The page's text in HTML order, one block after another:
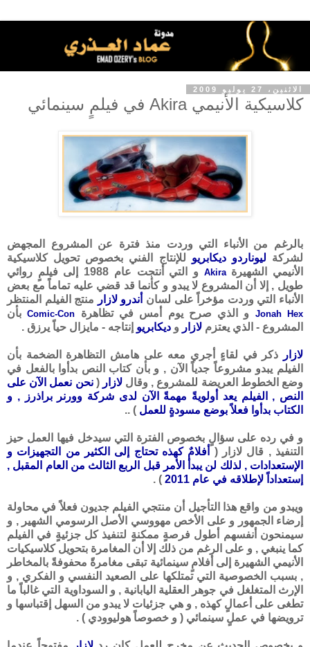
الاثنين، 27 يوليو 2009
كلاسيكية الأنيمي Akira في فيلمٍ سينمائي
بالرغم من الأنباء التي وردت منذ فترة عن المشروع المجهض
لشركة ليوناردو ديكابريو للإنتاج الفني بخصوص تحويل كلاسيكية
الأنيمي الشهيرةAkira
و التي أنتجت عام 1988 إلى فيلمٍ روائي
طويل , إلا أن المشروع لا يبدو و كأنما قد قضي عليه تماماً مع بعض
الأنباء التي وردت مؤخراً على لسان أندرو لازار منتج الفيلم المنتظر
Jonah Hex و الذي صرح يوم أمس في تظاهرة Comic-Conبأن
المشروع - الذي يعتزم لازار و ديكابريو إنتاجه - مايزال حياً يرزق .
لازار
ذكر في لقاءٍ أجري معه على هامش التظاهرة الضخمة بأن
الفيلم يبدو مشروعاً جدياً الآن , و بأن كتاب النص بدأوا بالفعل في
وضع الخطوط العريضة للمشروع , وقاللازار (نحن نعمل الآن على
النص , الفيلم يعد أولويةً مهمةً الآن لدى شركة وورنر براذرز , و
الكتاب بدأوا فعلاً بوضع مسودةٍ للعمل ) ..
و في رده على سؤالٍ بخصوص الفترة التي سيدخل فيها العمل حيز
التنفيذ , قال لازار (
أفلامٌ كهذه تحتاج إلى الكثير من التجهيزات و
الإستعدادات , لذلك لن يبدأ الأمر قبل الربع الثالث من العام المقبل ,
إستعداداً لإطلاقه في عام 2011
) .
ويبدو من واقع هذا التأجيل أن منتجي الفيلم جديون فعلاً في محاولة
إرضاء الجمهور و على الأخص مهووسي الأصل الرسومي الشهير , و
سيمنحون أنفسهم أطول فرصةٍ ممكنةٍ لتنفيذ كل جزئيةٍ في الفيلم
كما ينبغي , و على الرغم من ذلك إلا أن المغامرة بتحويل كلاسيكيات
الأنيمي الشهيرة إلى أفلامٍ سينمائية تبقى مغامرةً محفوفةً بالمخاطر
, بسبب الخصوصية التي تمتلكها على الصعيد النفسي و الفكري , و
الإرث المتغلغل في جوهر العقلية اليابانية , و السوداوية التي غالباً ما
تطغى على أعمالٍ كهذه , و هي جزئيات لا يبدو من السهل إقتباسها و
ترويضها في عملٍ سينمائي ( و خصوصاً هوليوودي ) .